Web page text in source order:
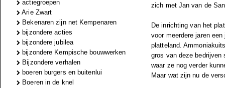
actiegroepen
Arie Zwart
Bekenaren zijn net Kempenaren
bijzondere acties
bijzondere jubilea
bijzondere Kempische bouwwerken
Bijzondere verhalen
boeren burgers en buitenlui
Boeren in de knel
zich met Jan van de
De inrichting van het
voor meerdere jaren
platteland.
gros van deze bedrijven
waar ze nog verder
Maar wat zijn nu de